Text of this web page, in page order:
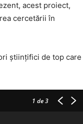
acest proiect,
cercetării în
ştiinţifici de top care
1 de 3